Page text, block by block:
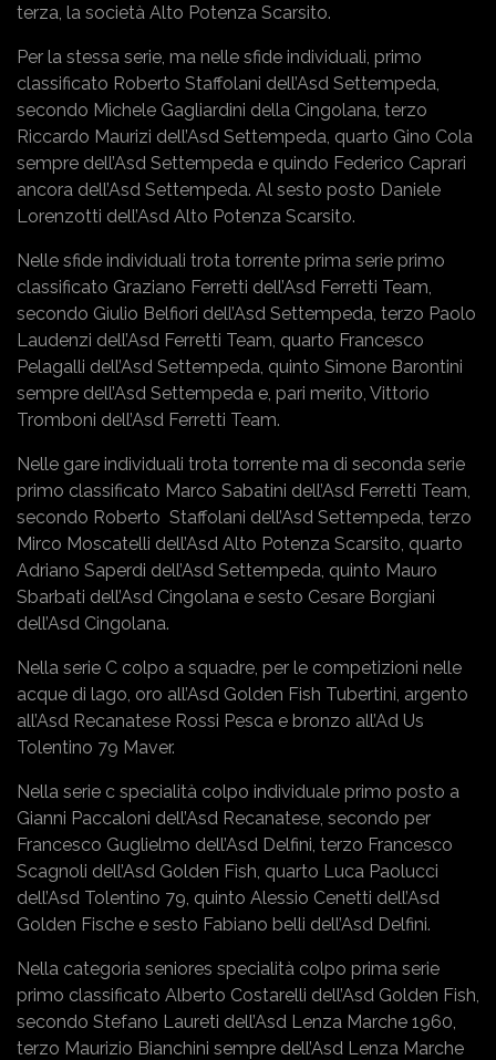
terza, la società Alto Potenza Scarsito.
Per la stessa serie, ma nelle sfide individuali, primo
classificato Roberto Staffolani dell’Asd Settempeda,
secondo Michele Gagliardini della Cingolana, terzo
Riccardo Maurizi dell’Asd Settempeda, quarto Gino Cola
sempre dell’Asd Settempeda e quindo Federico Caprari
ancora dell’Asd Settempeda. Al sesto posto Daniele
Lorenzotti dell’Asd Alto Potenza Scarsito.
Nelle sfide individuali trota torrente prima serie primo
classificato Graziano Ferretti dell’Asd Ferretti Team,
secondo Giulio Belfiori dell’Asd Settempeda, terzo Paolo
Laudenzi dell’Asd Ferretti Team, quarto Francesco
Pelagalli dell’Asd Settempeda, quinto Simone Barontini
sempre dell’Asd Settempeda e, pari merito, Vittorio
Tromboni dell’Asd Ferretti Team.
Nelle gare individuali trota torrente ma di seconda serie
primo classificato Marco Sabatini dell’Asd Ferretti Team,
secondo Roberto Staffolani dell’Asd Settempeda, terzo
Mirco Moscatelli dell’Asd Alto Potenza Scarsito, quarto
Adriano Saperdi dell’Asd Settempeda, quinto Mauro
Sbarbati dell’Asd Cingolana e sesto Cesare Borgiani
dell’Asd Cingolana.
Nella serie C colpo a squadre, per le competizioni nelle
acque di lago, oro all’Asd Golden Fish Tubertini, argento
all’Asd Recanatese Rossi Pesca e bronzo all’Ad Us
Tolentino 79 Maver.
Nella serie c specialità colpo individuale primo posto a
Gianni Paccaloni dell’Asd Recanatese, secondo per
Francesco Guglielmo dell’Asd Delfini, terzo Francesco
Scagnoli dell’Asd Golden Fish, quarto Luca Paolucci
dell’Asd Tolentino 79, quinto Alessio Cenetti dell’Asd
Golden Fische e sesto Fabiano belli dell’Asd Delfini.
Nella categoria seniores specialità colpo prima serie
primo classificato Alberto Costarelli dell’Asd Golden Fish,
secondo Stefano Laureti dell’Asd Lenza Marche 1960,
terzo Maurizio Bianchini sempre dell’Asd Lenza Marche